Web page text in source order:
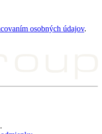
osobných údajov.